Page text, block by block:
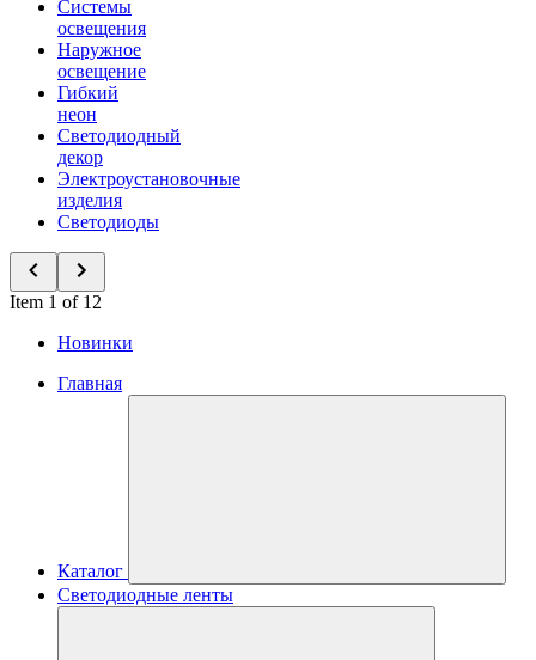
Системы
освещения
Наружное
освещение
Гибкий
неон
Светодиодный
декор
Электроустановочные
изделия
Светодиоды
Item 1 of 12
Новинки
Главная
Каталог
Светодиодные ленты